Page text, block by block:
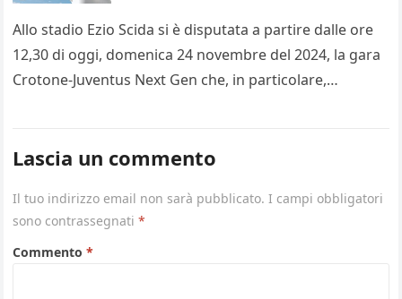
Allo stadio Ezio Scida si è disputata a partire dalle ore
12,30 di oggi, domenica 24 novembre del 2024, la gara
Crotone-Juventus Next Gen che, in particolare,…
Lascia un commento
Il tuo indirizzo email non sarà pubblicato. I campi obbligatori
sono contrassegnati*
Commento*